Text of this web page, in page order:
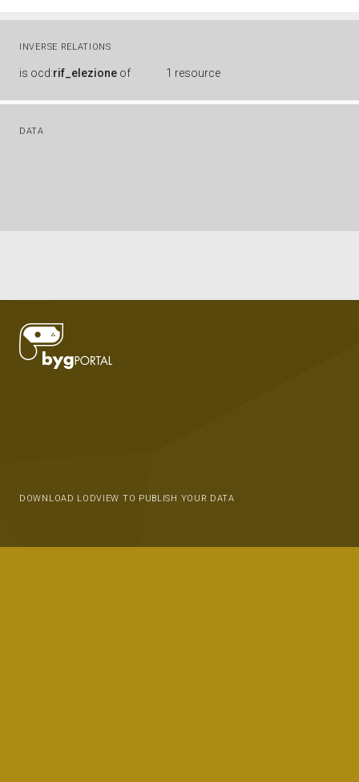
INVERSE RELATIONS
is ocd:rif_elezione of 1 resource
DATA
DOWNLOAD LODVIEW TO PUBLISH YOUR DATA